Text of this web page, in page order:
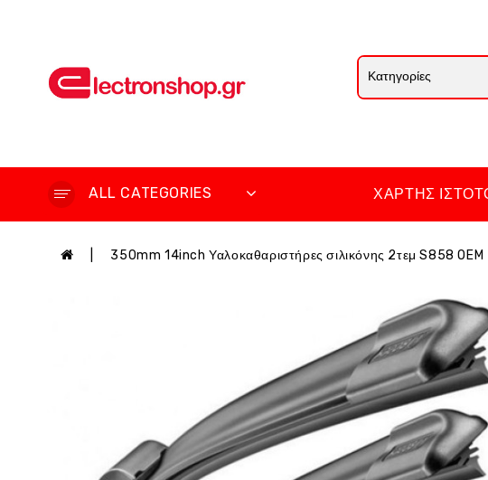
ALL CATEGORIES ΧΆΡΤΗΣ
350mm 14inch Υαλοκαθαριστήρες σιλικόνης 2τεμ S858 OEM